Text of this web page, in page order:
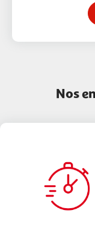
Nos